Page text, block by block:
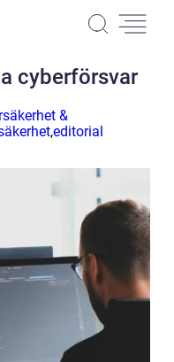
cyberförsvar
&
,editorial